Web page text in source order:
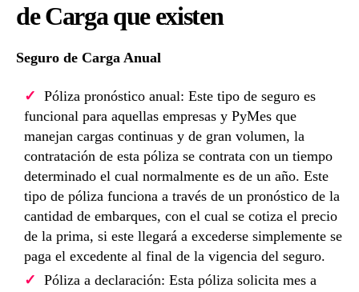
de Carga que existen
Seguro de Carga Anual
Póliza pronóstico anual: Este tipo de seguro es
funcional para aquellas empresas y PyMes que
manejan cargas continuas y de gran volumen, la
contratación de esta póliza se contrata con un tiempo
determinado el cual normalmente es de un año. Este
tipo de póliza funciona a través de un pronóstico de la
cantidad de embarques, con el cual se cotiza el precio
de la prima, si este llegará a excederse simplemente se
paga el excedente al final de la vigencia del seguro.
Póliza a declaración: Esta póliza solicita mes a